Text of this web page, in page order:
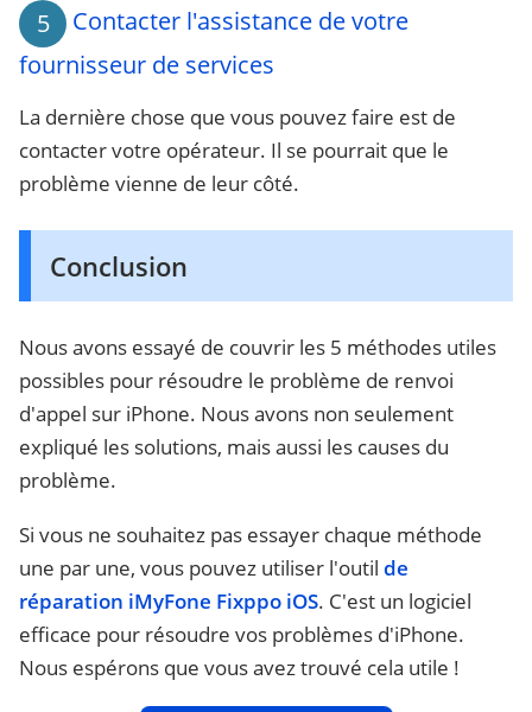
5
Contacter l'assistance de votre
fournisseur de services
La dernière chose que vous pouvez faire est de
contacter votre opérateur. Il se pourrait que le
problème vienne de leur côté.
Conclusion
Nous avons essayé de couvrir les 5 méthodes utiles
possibles pour résoudre le problème de renvoi
d'appel sur iPhone. Nous avons non seulement
expliqué les solutions, mais aussi les causes du
problème.
Si vous ne souhaitez pas essayer chaque méthode
une par une, vous pouvez utiliser l'outil de
réparation iMyFone Fixppo iOS. C'est un logiciel
efficace pour résoudre vos problèmes d'iPhone.
Nous espérons que vous avez trouvé cela utile !